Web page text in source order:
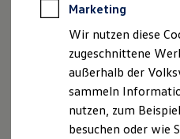
Anpfiff zum Gewinn
Elektroautos
ID. Tutorials
Der neue ID.
Der ID.4
Der ID.4 GTX
Der ID.5 GTX
Details
Marketing
Wir nutzen diese
zugeschnittene
außerhalb der
sammeln
nutzen, zum
besuchen oder wie